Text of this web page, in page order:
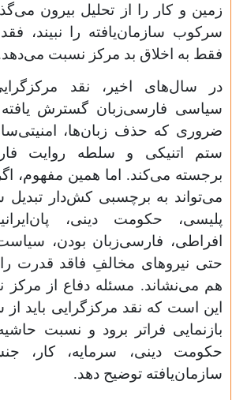
زمین و کار را از تحلیل بیرون
سرکوب سازمان‌یافته را نبیند،
فقط به اخلاق بد مرکز نسبت
در سال‌های اخیر، نقد
سیاسی فارسی‌زبان گسترش
ضروری که حذف زبان‌ها،
ستم اتنیکی و سلطه روایت
برجسته می‌کند. اما همین مفهوم،
می‌تواند به برچسبی کش‌دار
پلیسی، حکومت دینی،
افراطی، فارسی‌زبان بودن،
حتی نیروهای مخالفِ فاقد قدرت را
هم می‌نشاند. مسئله دفاع از مرکز
این است که نقد مرکزگرایی باید
بازنمایی فراتر برود و نسبت
حکومت دینی، سرمایه، کار،
سازمان‌یافته توضیح دهد.